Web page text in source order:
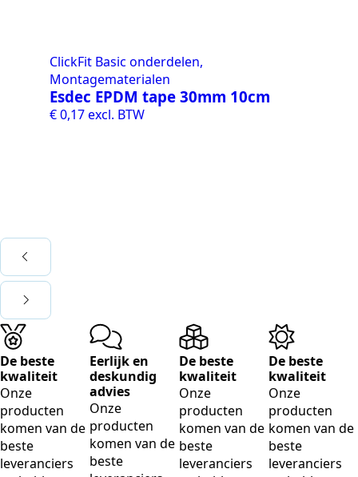
ClickFit Basic onderdelen,
Montagematerialen
Esdec EPDM tape 30mm 10cm
€0,17excl. BTW
De beste
kwaliteit
Onze
producten
komen van de
beste
leveranciers
Eerlijk en
deskundig
advies
Onze
producten
komen van de
beste
De beste
kwaliteit
Onze
producten
komen van de
beste
leveranciers
De beste
kwaliteit
Onze
producten
komen van de
beste
leveranciers